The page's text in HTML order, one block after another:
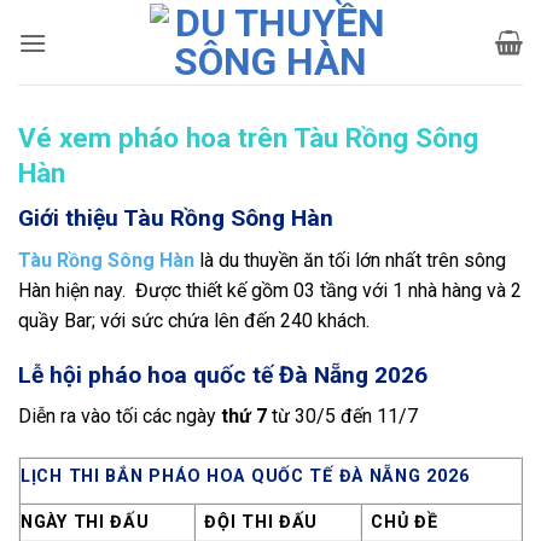
qua
Vé xem pháo hoa trên Tàu Rồng Sông
Hàn
Giới thiệu Tàu Rồng Sông Hàn
Tàu Rồng Sông Hàn là du thuyền ăn tối lớn nhất trên sông
Hàn hiện nay. Được thiết kế gồm 03 tầng với 1 nhà hàng và 2
quầy Bar; với sức chứa lên đến 240 khách.
Lễ hội pháo hoa quốc tế Đà Nẵng 2026
Diễn ra vào tối các ngày thứ 7 từ 30/5 đến 11/7
LỊCH THI BẮN PHÁO HOA QUỐC TẾ ĐÀ NẴNG 2026
NGÀY THI ĐẤU ĐỘI THI ĐẤU CHỦ ĐỀ